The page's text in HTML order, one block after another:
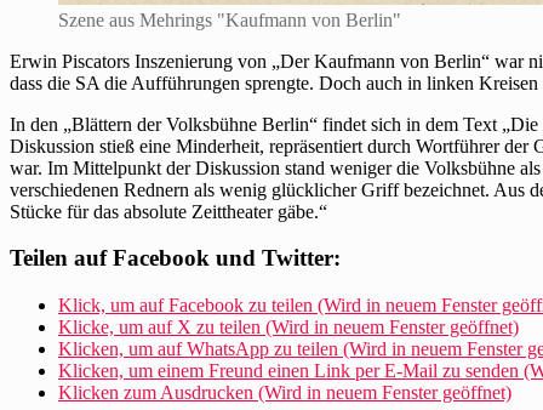
Szene aus Mehrings "Kaufmann von Berlin"
Erwin Piscators Inszenierung von „Der Kaufmann von Berlin“ war
dass die SA die Aufführungen sprengte. Doch auch in linken
In den „Blättern der Volksbühne Berlin“ findet sich in dem Text
Diskussion stieß eine Minderheit, repräsentiert durch Wortführer
war. Im Mittelpunkt der Diskussion stand weniger die Volksbühne
verschiedenen Rednern als wenig glücklicher Griff bezeichnet. Aus
Stücke für das absolute Zeittheater gäbe.“
Teilen auf Facebook und Twitter:
Klick, um auf Facebook zu teilen (Wird in neuem Fenster
Klicke, um auf X zu teilen (Wird in neuem Fenster geöffnet)
Klicken, um auf WhatsApp zu teilen (Wird in neuem Fenster
Klicken, um einem Freund einen Link per E-Mail zu senden
Klicken zum Ausdrucken (Wird in neuem Fenster geöffnet)